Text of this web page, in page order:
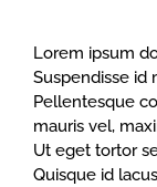
Lorem ipsum
Suspendisse id
Pellentesque
mauris vel,
Ut eget tortor
Quisque id